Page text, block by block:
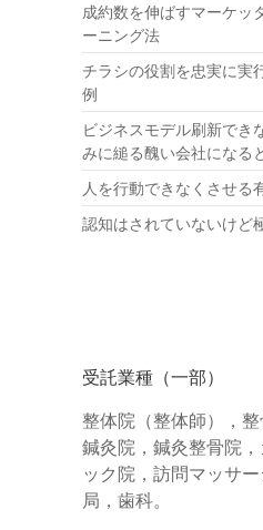
成約数を伸ばすマーケッ
ーニング法
チラシの役割を忠実に実
例
ビジネスモデル刷新でき
みに縋る醜い会社になる
人を行動できなくさせる
認知はされていないけど
受託業種（一部）
整体院（整体師），整
鍼灸院，鍼灸整骨院
ック院，訪問マッサ
局，歯科。